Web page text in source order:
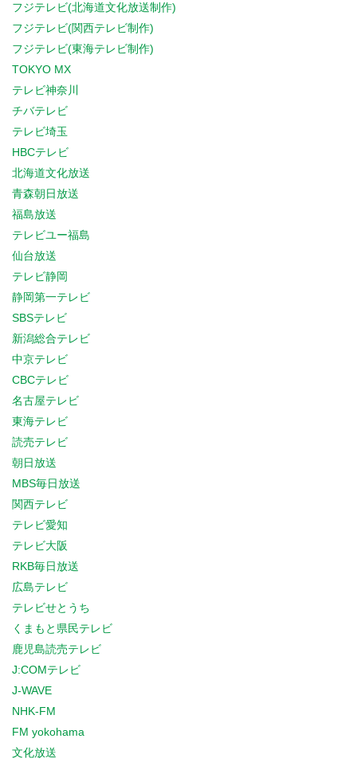
フジテレビ(北海道文化放送制作)
フジテレビ(関西テレビ制作)
フジテレビ(東海テレビ制作)
TOKYO MX
テレビ神奈川
チバテレビ
テレビ埼玉
HBCテレビ
北海道文化放送
青森朝日放送
福島放送
テレビユー福島
仙台放送
テレビ静岡
静岡第一テレビ
SBSテレビ
新潟総合テレビ
中京テレビ
CBCテレビ
名古屋テレビ
東海テレビ
読売テレビ
朝日放送
MBS毎日放送
関西テレビ
テレビ愛知
テレビ大阪
RKB毎日放送
広島テレビ
テレビせとうち
くまもと県民テレビ
鹿児島読売テレビ
J:COMテレビ
J-WAVE
NHK-FM
FM yokohama
文化放送